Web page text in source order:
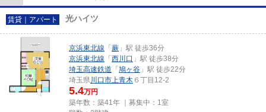
賃貸｜アパート 光ハイツ
京浜東北線 「 蕨 」駅 徒歩36分
京浜東北線 「 西川口 」駅 徒歩38分
埼玉高速鉄道 「 鳩ヶ谷 」駅 徒歩22分
埼玉県川口市上青木 ６丁目12-2
5.4万円
築年数：築41年 ｜募集中： 1室